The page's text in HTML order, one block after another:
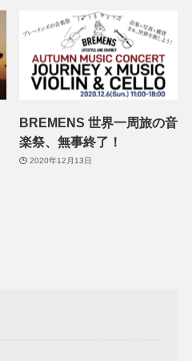
BREMENS 世界一周旅の音
楽祭、無事終了！
2020年12月13日